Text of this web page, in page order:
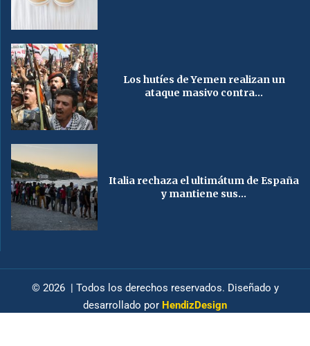
Los hutíes de Yemen realizan un
ataque masivo contra...
Italia rechaza el ultimátum de España
y mantiene sus...
© 2026 | Todos los derechos reservados. Diseñado y
desarrollado por HendizDesign